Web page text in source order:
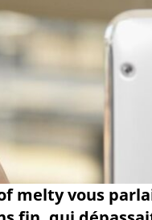
melty vous